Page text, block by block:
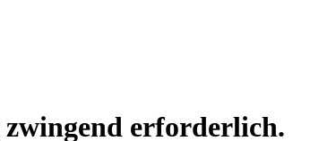
zwingend erforderlich.